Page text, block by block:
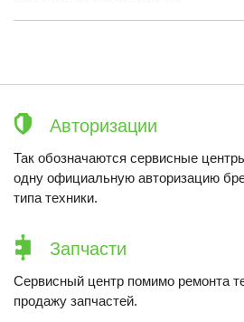
Авторизации
Так обозначаются сервисные
одну официальную авторизацию
типа техники.
Запчасти
Сервисный центр помимо ремонта
продажу запчастей.